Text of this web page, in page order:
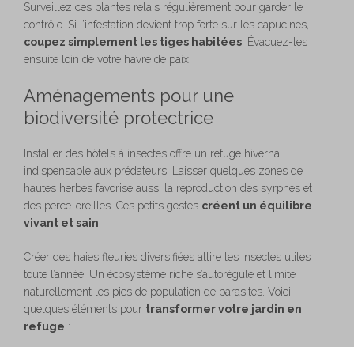
Surveillez ces plantes relais régulièrement pour garder le
contrôle. Si l’infestation devient trop forte sur les capucines,
coupez simplement les tiges habitées. Évacuez-les
ensuite loin de votre havre de paix.
Aménagements pour une
biodiversité protectrice
Installer des hôtels à insectes offre un refuge hivernal
indispensable aux prédateurs. Laisser quelques zones de
hautes herbes favorise aussi la reproduction des syrphes et
des perce-oreilles. Ces petits gestes créent un équilibre
vivant et sain.
Créer des haies fleuries diversifiées attire les insectes utiles
toute l’année. Un écosystème riche s’autorégule et limite
naturellement les pics de population de parasites. Voici
quelques éléments pour transformer votre jardin en
refuge :